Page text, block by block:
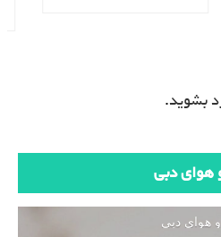
بشوید.
هوای دبی
هوای دبی